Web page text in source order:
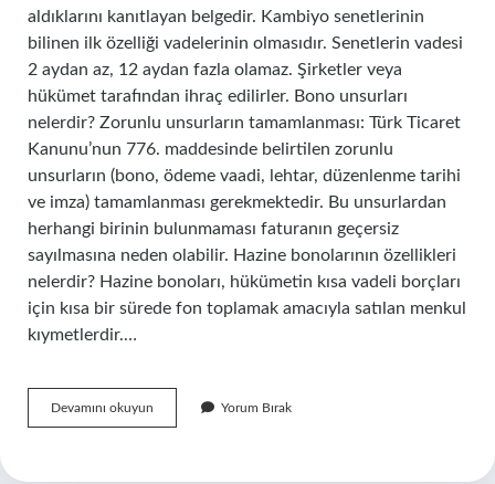
aldıklarını kanıtlayan belgedir. Kambiyo senetlerinin
bilinen ilk özelliği vadelerinin olmasıdır. Senetlerin vadesi
2 aydan az, 12 aydan fazla olamaz. Şirketler veya
hükümet tarafından ihraç edilirler. Bono unsurları
nelerdir? Zorunlu unsurların tamamlanması: Türk Ticaret
Kanunu’nun 776. maddesinde belirtilen zorunlu
unsurların (bono, ödeme vaadi, lehtar, düzenlenme tarihi
ve imza) tamamlanması gerekmektedir. Bu unsurlardan
herhangi birinin bulunmaması faturanın geçersiz
sayılmasına neden olabilir. Hazine bonolarının özellikleri
nelerdir? Hazine bonoları, hükümetin kısa vadeli borçları
için kısa bir sürede fon toplamak amacıyla satılan menkul
kıymetlerdir.…
Devamını okuyun Bononun
Özellikleri
Yorum Bırak